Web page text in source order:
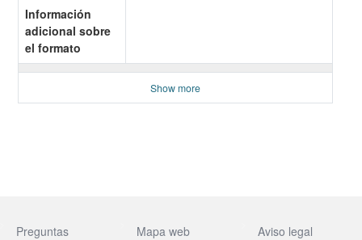
Información
adicional sobre
el formato
Show more
Preguntas
Mapa web Aviso legal